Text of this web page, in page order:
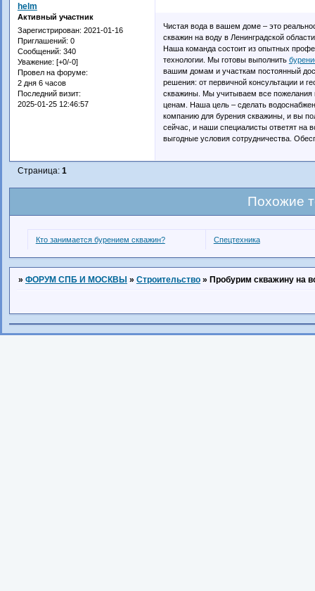
helm
Активный участник
Зарегистрирован: 2021-01-16
Приглашений: 0
Сообщений: 340
Уважение: [+0/-0]
Провел на форуме:
2 дня 6 часов
Последний визит:
2025-01-25 12:46:57
Чистая вода в вашем доме – это
скважин на воду в Ленинградской
Наша команда состоит из опытных
технологии. Мы готовы выполнить
вашим домам и участкам постоянный
решения: от первичной консультации и
скважины. Мы учитываем все пожелания
ценам. Наша цель – сделать
компанию для бурения скважины, и вы
сейчас, и наши специалисты ответят на
выгодные условия сотрудничества.
Страница: 1
Похожие
Кто занимается бурением скважин? Спецтехника
» ФОРУМ СПБ И МОСКВЫ » Строительство » Пробурим скважину на